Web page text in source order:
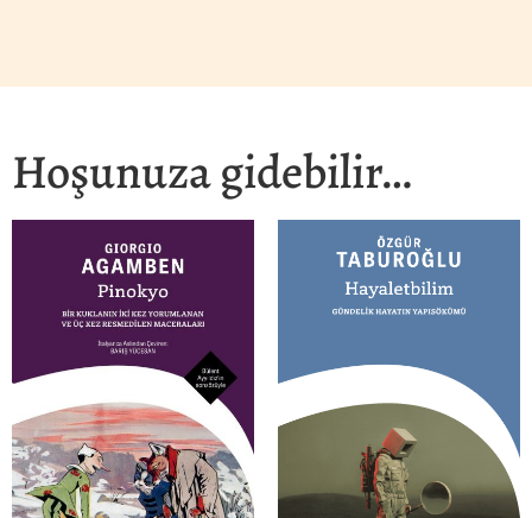
Hoşunuza gidebilir…